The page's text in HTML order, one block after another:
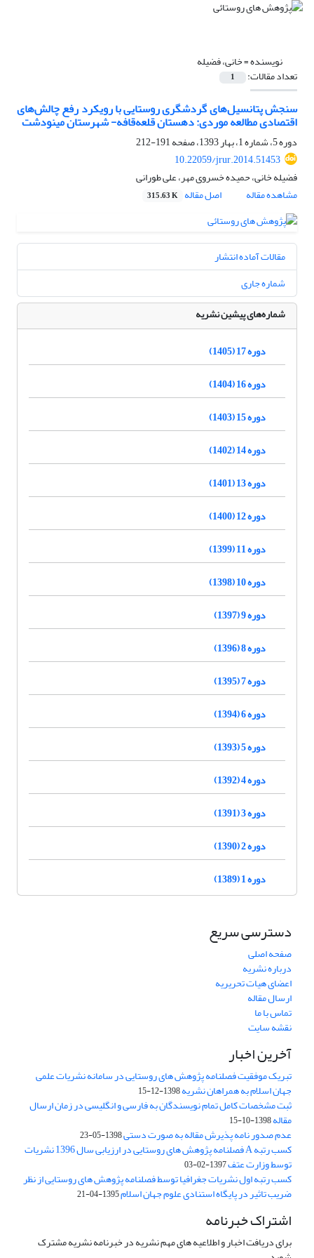
نویسنده =خانی، فضیله
تعداد مقالات: 1
سنجش پتانسیل‌های گردشگری روستایی با رویکرد رفع چالش‌های
اقتصادی مطالعه موردی: دهستان قلعه‌قافه- شهرستان مینودشت
دوره 5، شماره 1، بهار 1393، صفحه
191-212
10.22059/jrur.2014.51453
فضیله خانی، حمیده خسروی مهر، علی طورانی
مشاهده مقاله
اصل مقاله 315.63 K
مقالات آماده انتشار
شماره جاری
شماره‌های پیشین نشریه
دوره 17 (1405)
دوره 16 (1404)
دوره 15 (1403)
دوره 14 (1402)
دوره 13 (1401)
دوره 12 (1400)
دوره 11 (1399)
دوره 10 (1398)
دوره 9 (1397)
دوره 8 (1396)
دوره 7 (1395)
دوره 6 (1394)
دوره 5 (1393)
دوره 4 (1392)
دوره 3 (1391)
دوره 2 (1390)
دوره 1 (1389)
دسترسی سریع
صفحه اصلی
درباره نشریه
اعضای هیات تحریریه
ارسال مقاله
تماس با ما
نقشه سایت
آخرین اخبار
تبریک موفقیت فصلنامه پژوهش های روستایی در سامانه نشریات علمی
جهان اسلام به همراهان نشریه1398-12-15
ثبت مشخصات کامل تمام نویسندگان به فارسی و انگلیسی در زمان ارسال
مقاله1398-10-15
عدم صدور نامه پذیرش مقاله به صورت دستی1398-05-23
کسب رتبه A فصلنامه پژوهش های روستایی در ارزیابی سال 1396 نشریات
توسط وزارت عتف1397-02-03
کسب رتبه اول نشریات جغرافیا توسط فصلنامه پژوهش های روستایی از نظر
ضریب تاثیر در پایگاه استنادی علوم جهان اسلام1395-04-21
اشتراک خبرنامه
برای دریافت اخبار و اطلاعیه های مهم نشریه در خبرنامه نشریه مشترک